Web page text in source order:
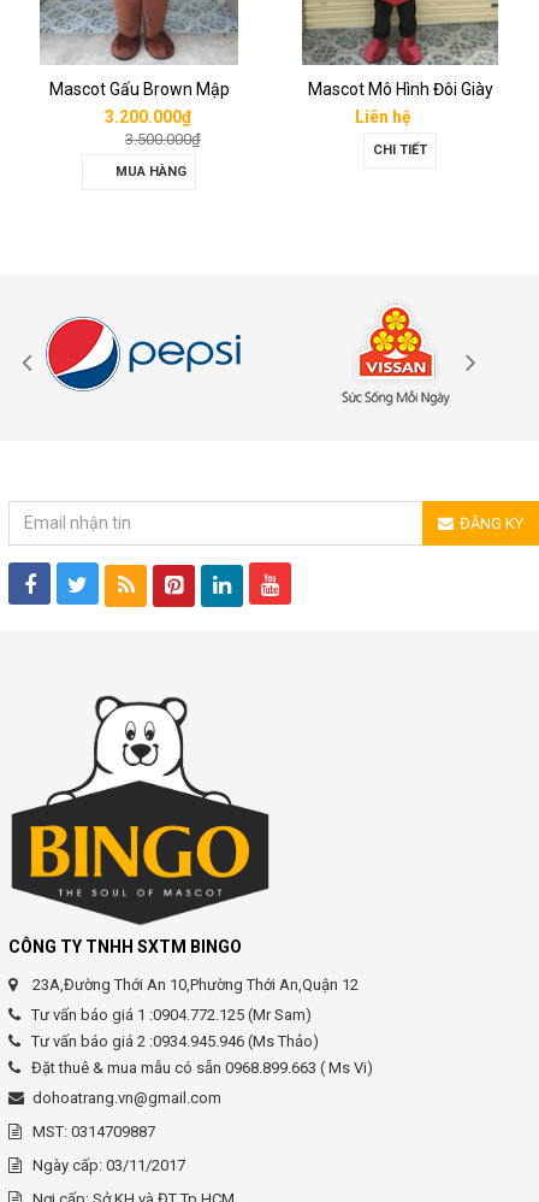
Mascot Gấu Brown Mập
3.200.000₫
3.500.000₫
MUA HÀNG
Mascot Mô Hình Đôi Giày
Liên hệ
CHI TIẾT
ĐĂNG KÝ
CÔNG TY TNHH SXTM BINGO
23A,Đường Thới An 10,Phường Thới An,Quận 12
Tư vấn báo giá 1 :0904.772.125 (Mr Sam)
Tư vấn báo giá 2 :0934.945.946 (Ms Thảo)
Đặt thuê & mua mẫu có sẵn 0968.899.663 ( Ms Vi)
dohoatrang.vn@gmail.com
MST: 0314709887
Ngày cấp: 03/11/2017